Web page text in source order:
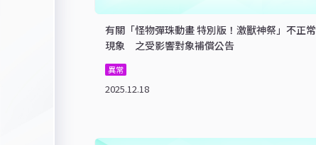
有關「怪物彈珠動畫 特別版！激獸神祭」不正常
現象 之受影響對象補償公告
異常
2025.12.18